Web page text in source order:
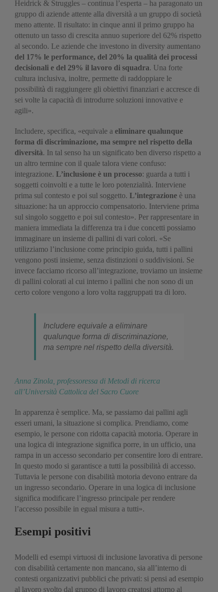
Heidrick & Struggles – continua l’esperta – ha paragonato un
gruppo di aziende attente alla diversità a un gruppo di società
meno attente. Il risultato: in cinque anni il primo gruppo ha
ottenuto un tasso di crescita annuo superiore del 62% rispetto
al secondo. Le aziende che investono in diversity aumentano
del 17% le performance, del 20% la qualità dei processi
decisionali e del 29% il lavoro di squadra. Una forte
cultura inclusiva, inoltre, permette di raddoppiare le
possibilità di raggiungere gli obiettivi finanziari e accresce di
sei volte la capacità di introdurre soluzioni innovative e
agili».
Includere, specifica, «equivale a eliminare qualunque
forma di discriminazione, ma sempre nel rispetto della
diversità. In tal senso ha un significato ben diverso rispetto a
un altro termine con il quale talora viene confuso:
integrazione. L’inclusione è un processo: guarda a tutti i
soggetti coinvolti e a tutte le loro potenzialità. Interviene
prima sul contesto e poi sul soggetto. L’integrazione è una
situazione: ha un approccio compensatorio. Interviene prima
sul singolo soggetto e poi sul contesto». Per rappresentare in
maniera immediata la differenza tra i due concetti possiamo
immaginare un insieme di pallini di vari colori. «Se
utilizziamo l’inclusione come principio guida, tutti i pallini
vengono posti insieme, senza distinzioni o suddivisioni. Se
invece facciamo ricorso all’integrazione, troviamo un insieme
di pallini colorati al cui interno i pallini che non sono di un
certo colore vengono a loro volta raggruppati tra di loro.
Includere equivale a eliminare
qualunque forma di discriminazione,
ma sempre nel rispetto della diversità.
Anna Zinola, professoressa di Metodi di ricerca
all’Università Cattolica del Sacro Cuore
In apparenza è semplice. Ma, se passiamo dai pallini agli
esseri umani, la situazione si complica. Prendiamo, come
esempio, le persone con ridotta capacità motoria. Operare in
una logica di integrazione significa porre, in un ufficio, una
rampa in un accesso secondario per consentire loro di entrare.
In questo modo si garantisce a tutti la possibilità di accesso.
Tuttavia le persone con disabilità motoria devono entrare da
un ingresso secondario. Operare in una logica di inclusione
significa modificare l’ingresso principale per rendere
l’accesso possibile in egual misura a tutti».
Esempi positivi
Modelli ed esempi virtuosi di inclusione lavorativa di persone
con disabilità certamente non mancano, sia all’interno di
contesti organizzativi pubblici che privati: si pensi ad esempio
al lavoro svolto dal gruppo di lavoro creatosi attorno al